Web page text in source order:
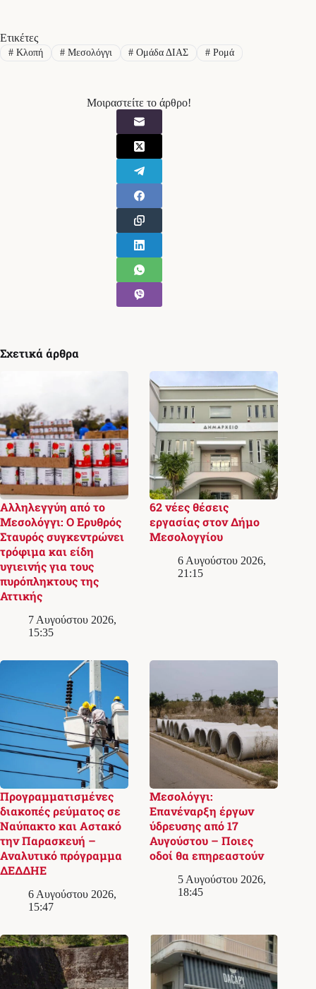
Ετικέτες
#Κλοπή #Μεσολόγγι # Ομάδα ΔΙΑΣ # Ρομά
Μοιραστείτε το άρθρο!
Σχετικά άρθρα
Αλληλεγγύη από το
Μεσολόγγι: Ο Ερυθρός
Σταυρός συγκεντρώνει
τρόφιμα και είδη
υγιεινής για τους
πυρόπληκτους της
Αττικής
7 Αυγούστου 2026,
15:35
62 νέες θέσεις
εργασίας στον Δήμο
Μεσολογγίου
6 Αυγούστου 2026,
21:15
Προγραμματισμένες
διακοπές ρεύματος σε
Ναύπακτο και Αστακό
την Παρασκευή –
Αναλυτικό πρόγραμμα
ΔΕΔΔΗΕ
6 Αυγούστου 2026,
15:47
Μεσολόγγι:
Επανέναρξη έργων
ύδρευσης από 17
Αυγούστου – Ποιες
οδοί θα επηρεαστούν
5 Αυγούστου 2026,
18:45